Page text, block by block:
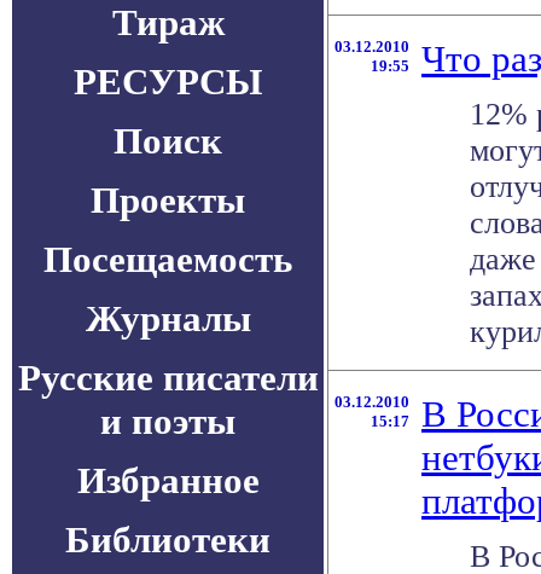
Тираж
РЕСУРСЫ
Поиск
Проекты
Посещаемость
Журналы
Русские писатели
и поэты
Избранное
Библиотеки
03.12.2010
19:55
Что
12%
даже
03.12.2010
15:17
В
В